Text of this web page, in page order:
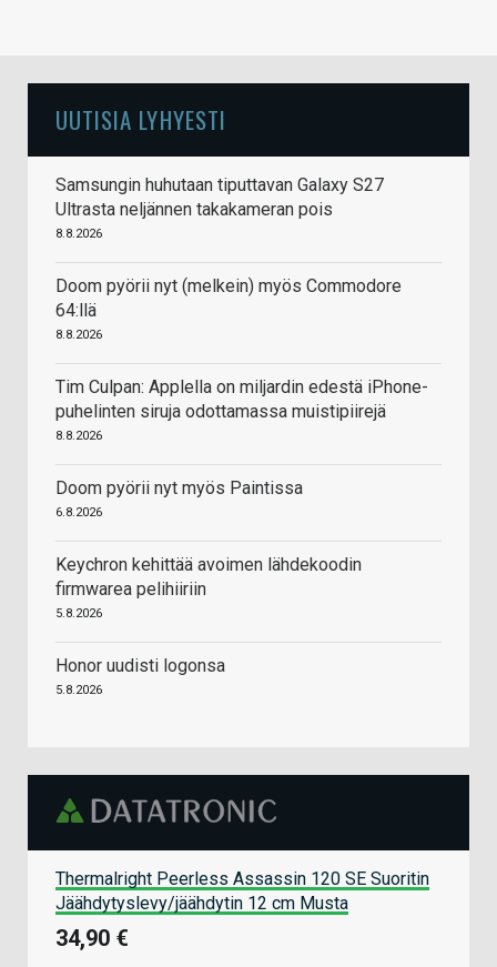
UUTISIA LYHYESTI
Samsungin huhutaan tiputtavan Galaxy S27
Ultrasta neljännen takakameran pois
8.8.2026
Doom pyörii nyt (melkein) myös Commodore
64:llä
8.8.2026
Tim Culpan: Applella on miljardin edestä iPhone-
puhelinten siruja odottamassa muistipiirejä
8.8.2026
Doom pyörii nyt myös Paintissa
6.8.2026
Keychron kehittää avoimen lähdekoodin
firmwarea pelihiiriin
5.8.2026
Honor uudisti logonsa
5.8.2026
Thermalright Peerless Assassin 120 SE Suoritin
Jäähdytyslevy/jäähdytin 12 cm Musta
34,90 €